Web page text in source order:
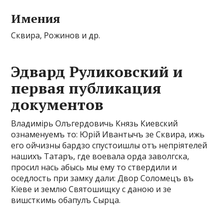
Имения
Сквира, Рожинов и др.
Эдвард Руликовский и
первая публикация
документов
Владимірь Олъгердовичь Князь Киевский
ознаменуемъ то: Юрій Ивантычъ зе Сквира, ижь
его ойчизны бардзо спустоишлы отъ непріятелей
нашихъ Татаръ, где воевала орда заволгска,
просил нась абысь мы ему то ствердили и
оседлость при замку дали: Двор Соломецъ въ
Кіеве и землю Святошищку с даною и зе
вишсткимь обапулъ Сырца.